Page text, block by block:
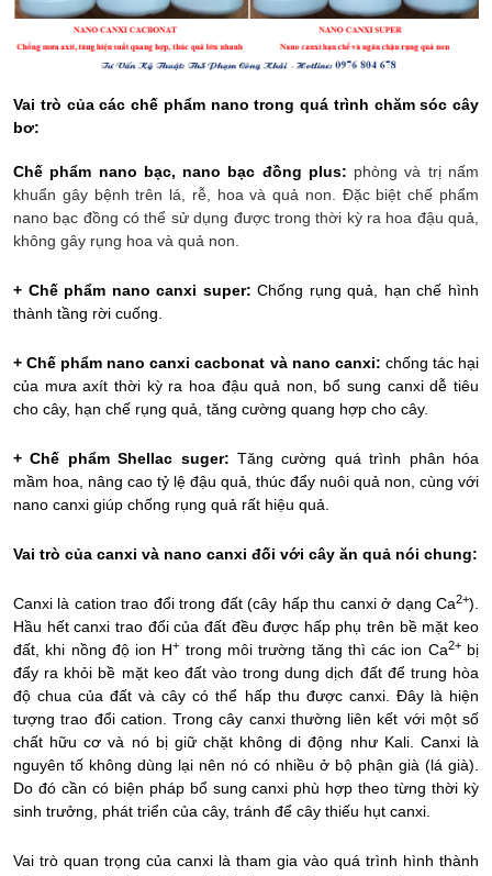
Vai trò của các chế phẩm nano trong quá trình chăm sóc cây
bơ:
Chế phẩm nano bạc, nano bạc đồng plus: phòng và trị nấm
khuẩn gây bệnh trên lá, rễ, hoa và quả non. Đặc biệt chế phẩm
nano bạc đồng có thể sử dụng được trong thời kỳ ra hoa đậu quả,
không gây rụng hoa và quả non.
+ Chế phẩm nano canxi super: Chống rụng quả, hạn chế hình
thành tầng rời cuống.
+ Chế phẩm nano canxi cacbonat và nano canxi: chống tác hại
của mưa axít thời kỳ ra hoa đậu quả non, bổ sung canxi dễ tiêu
cho cây, hạn chế rụng quả, tăng cường quang hợp cho cây.
+ Chế phẩm Shellac suger: Tăng cường quá trình phân hóa
mầm hoa, nâng cao tỷ lệ đậu quả, thúc đẩy nuôi quả non, cùng với
nano canxi giúp chống rụng quả rất hiệu quả.
Vai trò của canxi và nano canxi đối với cây ăn quả nói chung:
Canxi là cation trao đổi trong đất (cây hấp thu canxi ở dạng Ca2+).
Hầu hết canxi trao đổi của đất đều được hấp phụ trên bề mặt keo
đất, khi nồng độ ion H+ trong môi trường tăng thì các ion Ca2+bị
đẩy ra khỏi bề mặt keo đất vào trong dung dịch đất để trung hòa
độ chua của đất và cây có thể hấp thu được canxi. Đây là hiện
tượng trao đổi cation. Trong cây canxi thường liên kết với một số
chất hữu cơ và nó bị giữ chặt không di động như Kali. Canxi là
nguyên tố không dùng lại nên nó có nhiều ở bộ phận già (lá già).
Do đó cần có biện pháp bổ sung canxi phù hợp theo từng thời kỳ
sinh trưởng, phát triển của cây, tránh để cây thiếu hụt canxi.
Vai trò quan trọng của canxi là tham gia vào quá trình hình thành